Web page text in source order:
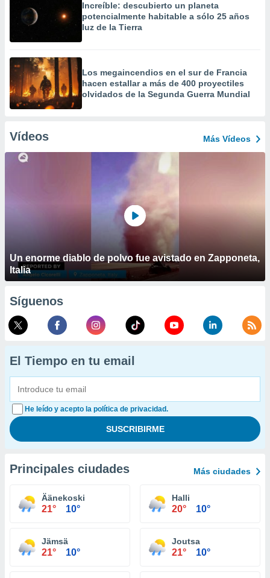
Increíble: descubierto un planeta
potencialmente habitable a sólo 25 años
luz de la Tierra
Los megaincendios en el sur de Francia
hacen estallar a más de 400 proyectiles
olvidados de la Segunda Guerra Mundial
Vídeos Más Vídeos
Un enorme diablo de polvo fue avistado en Zapponeta,
Italia
Síguenos
El Tiempo en tu email
He leído y acepto la política de privacidad.
Principales ciudades Más ciudades
Äänekoski
21° 10°
Halli
20° 10°
Jämsä
21° 10°
Joutsa
21° 10°